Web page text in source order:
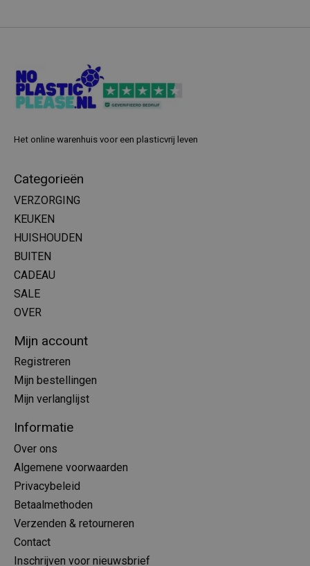
Het online warenhuis voor een plasticvrij leven
Categorieën
VERZORGING
KEUKEN
HUISHOUDEN
BUITEN
CADEAU
SALE
OVER
Mijn account
Registreren
Mijn bestellingen
Mijn verlanglijst
Informatie
Over ons
Algemene voorwaarden
Privacybeleid
Betaalmethoden
Verzenden & retourneren
Contact
Inschrijven voor nieuwsbrief